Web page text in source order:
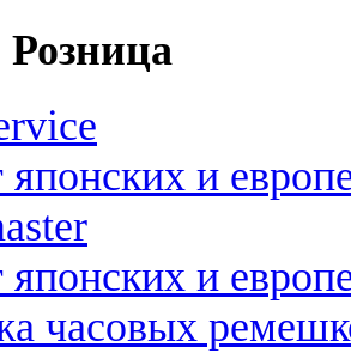
и
и
часовых